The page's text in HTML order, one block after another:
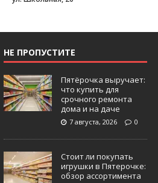
НЕ ПРОПУСТИТЕ
Пятёрочка выручает:
что купить для
срочного ремонта
дома и на даче
7 августа, 2026 0
Стоит ли покупать
игрушки в Пятерочке:
обзор ассортимента